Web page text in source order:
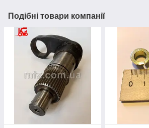
Подібні товари компанії